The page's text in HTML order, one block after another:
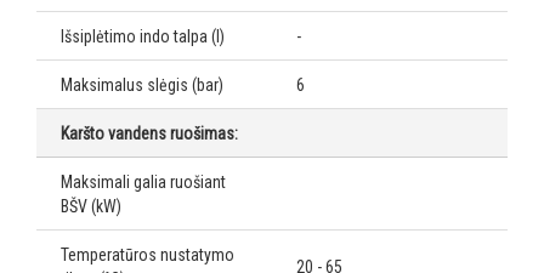
Išsiplėtimo indo talpa (l) -
Maksimalus slėgis (bar) 6
Karšto vandens ruošimas:
Maksimali galia ruošiant
BŠV (kW)
Temperatūros nustatymo
20 - 65